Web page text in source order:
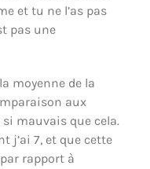
et tu ne l’as pas
pas une
moyenne de la
aux
mauvais que cela.
j’ai 7, et que cette
rapport à